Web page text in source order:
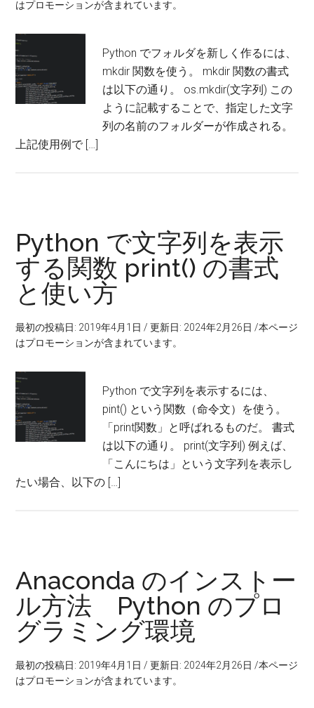
はプロモーションが含まれています。
Python でフォルダを新しく作るには、
mkdir 関数を使う。 mkdir 関数の書式
は以下の通り。 os.mkdir(文字列) この
ように記載することで、指定した文字
列の名前のフォルダーが作成される。
上記使用例で […]
Python で文字列を表示
する関数 print() の書式
と使い方
最初の投稿日: 2019年4月1日 /更新日: 2024年2月26日 /本ページ
はプロモーションが含まれています。
Python で文字列を表示するには、
pint() という関数（命令文）を使う。
「print関数」と呼ばれるものだ。 書式
は以下の通り。 print(文字列) 例えば、
「こんにちは」という文字列を表示し
たい場合、以下の […]
Anaconda のインストー
ル方法 Python のプロ
グラミング環境
最初の投稿日: 2019年4月1日 /更新日: 2024年2月26日 /本ページ
はプロモーションが含まれています。